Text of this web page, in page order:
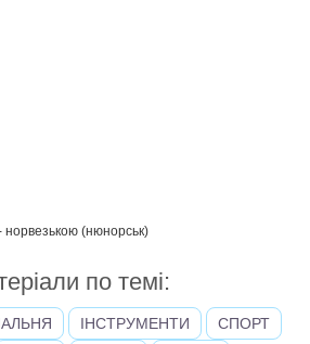
норвезькою (нюнорськ)
по темі:
ІНСТРУМЕНТИ
СПОРТ